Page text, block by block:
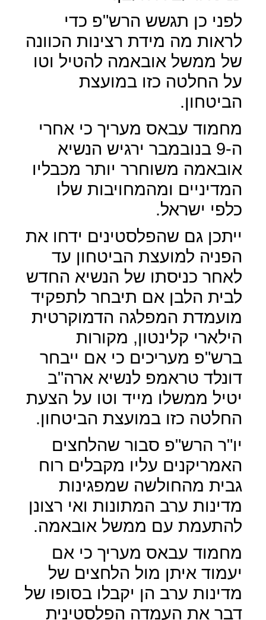
לפני כן תגשש הרש"פ כדי
לראות מה מידת רצינות הכוונה
של ממשל אובאמה להטיל וטו
על החלטה כזו במועצת
הביטחון.
מחמוד עבאס מעריך כי אחרי
ה-9 בנובמבר ירגיש הנשיא
אובאמה משוחרר יותר מכבליו
המדיניים ומהמחויבות שלו
כלפי ישראל.
ייתכן גם שהפלסטינים ידחו את
הפניה למועצת הביטחון עד
לאחר כניסתו של הנשיא החדש
לבית הלבן אם תיבחר לתפקיד
מועמדת המפלגה הדמוקרטית
הילארי קלינטון, מקורות
ברש"פ מעריכים כי אם ייבחר
דונלד טראמפ לנשיא ארה"ב
יטיל ממשלו מייד וטו על הצעת
החלטה כזו במועצת הביטחון.
יו"ר הרש"פ סבור שהלחצים
האמריקנים עליו מקבלים רוח
גבית מהחולשה שמפגינות
מדינות ערב המתונות ואי רצונן
להתעמת עם ממשל אובאמה.
מחמוד עבאס מעריך כי אם
יעמוד איתן מול הלחצים של
מדינות ערב הן יקבלו בסופו של
דבר את העמדה הפלסטינית